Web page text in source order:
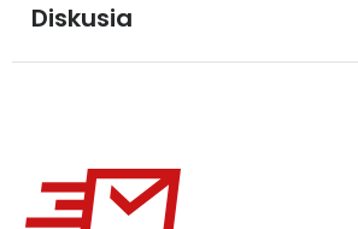
Diskusia